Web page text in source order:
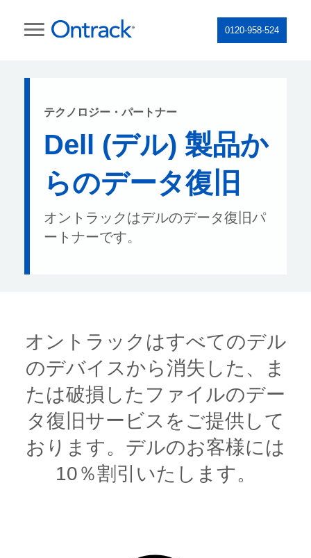
0120-958-524
テクノロジー・パートナー
Dell (デル) 製品か
らのデータ復旧
オントラックはデルのデータ復旧パ
ートナーです。
オントラックはすべてのデル
のデバイスから消失した、ま
たは破損したファイルのデー
タ復旧サービスをご提供して
おります。デルのお客様には
10％割引いたします。